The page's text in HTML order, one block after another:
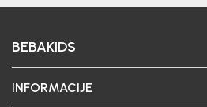
BEBAKIDS
INFORMACIJE